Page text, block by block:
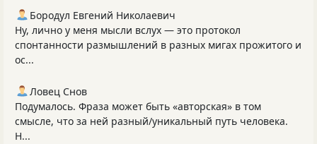
Бородул Евгений Николаевич
Ну, лично у меня мысли вслух — это протокол
спонтанности размышлений в разных мигах прожитого и
ос...
Ловец Снов
Подумалось. Фраза может быть «авторская» в том
смысле, что за ней разный/уникальный путь человека.
Н...